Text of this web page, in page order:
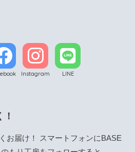
Instagram LINE
お届け！ スマートフォンにBASE